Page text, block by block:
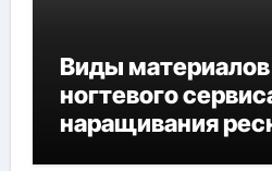
Виды
ногтевого
наращивания